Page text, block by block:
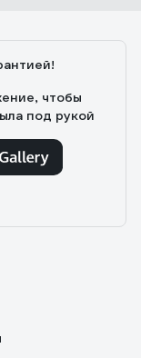
чтобы
под рукой